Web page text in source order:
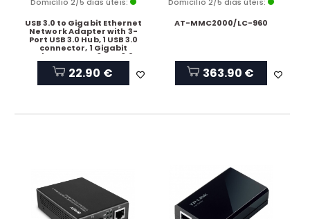
USB 3.0 to Gigabit Ethernet
Network Adapter with 3-
Port USB 3.0 Hub, 1 USB 3.0
connector, 1 Gigabit
Ethernet port, 3 USB 3.0
ports, 2 in 1 USB adapter
that adds 3 additional USB
22.90 €
AT-MMC2000/LC-960
363.90 €